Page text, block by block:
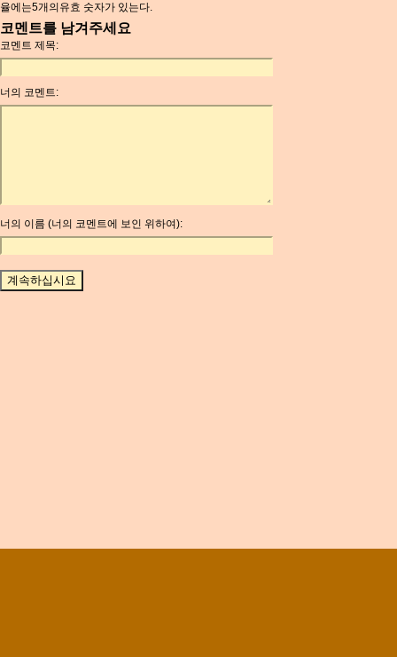
율에는5개의유효 숫자가 있는다.
코멘트를 남겨주세요
코멘트 제목:
너의 코멘트:
너의 이름 (너의 코멘트에 보인 위하여):